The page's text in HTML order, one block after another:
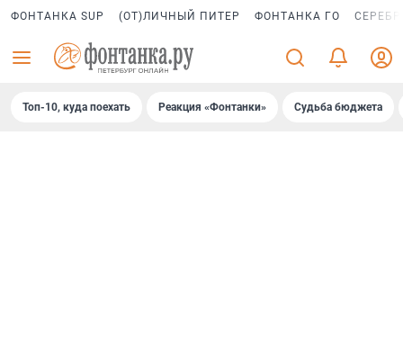
ФОНТАНКА SUP (ОТ)ЛИЧНЫЙ ПИТЕР ФОНТАНКА ГО
Топ-10, куда поехать Реакция «Фонтанки» Судьба бюджета